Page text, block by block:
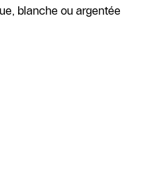
blanche ou argentée